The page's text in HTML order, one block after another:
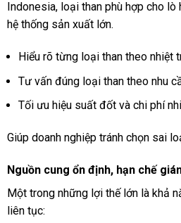
Indonesia, loại than phù hợp cho
hệ thống sản xuất lớn.
Hiểu rõ từng loại than theo nhiệt
Tư vấn đúng loại than theo nhu
Tối ưu hiệu suất đốt và chi phí
Giúp doanh nghiệp tránh chọn sai
Nguồn cung ổn định, hạn chế
Một trong những lợi thế lớn là khả
liên tục: